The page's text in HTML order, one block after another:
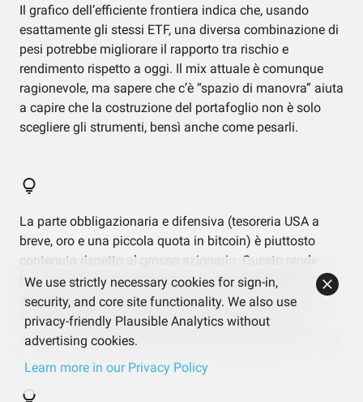
Il grafico dell’efficiente frontiera indica che, usando
esattamente gli stessi ETF, una diversa combinazione di
pesi potrebbe migliorare il rapporto tra rischio e
rendimento rispetto a oggi. Il mix attuale è comunque
ragionevole, ma sapere che c’è “spazio di manovra” aiuta
a capire che la costruzione del portafoglio non è solo
scegliere gli strumenti, bensì anche come pesarli.
La parte obbligazionaria e difensiva (tesoreria USA a
breve, oro e una piccola quota in bitcoin) è piuttosto
contenuta rispetto al grosso azionario. Questo rende
l’andamento molto sensibile ai movimenti delle borse
globali. Se in futuro dovessi notare oscillazioni che ti
mettono a disagio, il motivo principale sarà quasi
sempre collegato a questa forte predominanza di azioni.
We use strictly necessary cookies for sign-in,
security, and core site functionality. We also use
privacy-friendly Plausible Analytics without
advertising cookies.
Learn more in our Privacy Policy